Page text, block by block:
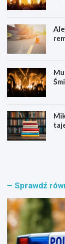
Z
y
a
n
i
a
w
S
r
y
z
B
i
a
Sprawdź